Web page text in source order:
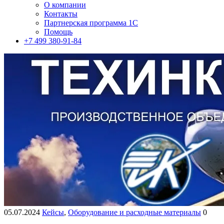
О компании
Контакты
Партнерская программа 1С
Помощь
+7 499 380-91-84
05.07.2024 Кейсы, Оборудование и расходные материалы 0